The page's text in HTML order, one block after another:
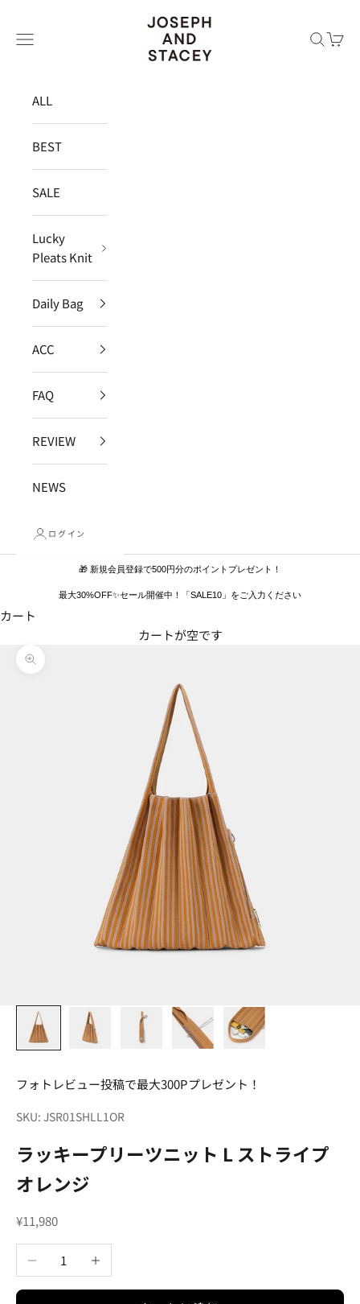
JOSEPH AND STACEY JAPAN
メニュー
検索カー
ALL
BEST
SALE
Lucky
Pleats Knit
Daily Bag
ACC
FAQ
REVIEW
NEWS
ログイン
🎁 新規会員登録で500円分のポイントプレゼント！
最大30%OFF✨セール開催中！「SALE10」をご入力ください
カート
カートが空です
ズームイン
フォトレビュー投稿で最大300Pプレゼント！
SKU: JSR01SHLL1OR
ラッキープリーツニット L ストライプ
オレンジ
セール価格
¥11,980
数量を減らす 数量を増やす